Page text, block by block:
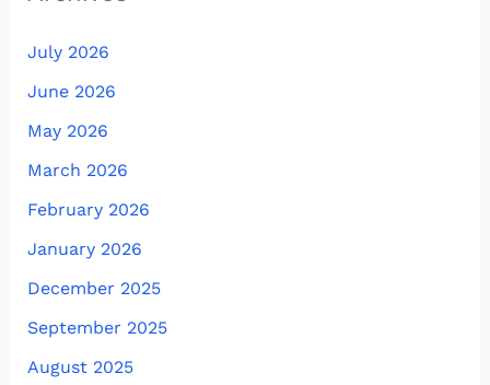
July 2026
June 2026
May 2026
March 2026
February 2026
January 2026
December 2025
September 2025
August 2025